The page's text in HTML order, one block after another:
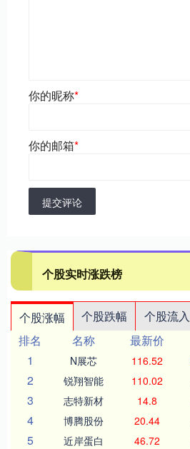
你的昵称*
你的邮箱*
提交评论
个股实时涨跌榜
个股涨幅 个股跌幅 个股流入
排名
名称 最新价
1
N展芯 116.52
2 锐翔智能 110.02
3 志特新材 14.8
4 博腾股份 20.44
5 近岸蛋白 46.72